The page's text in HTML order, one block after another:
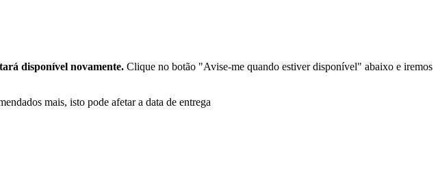
disponível novamente. Clique no botão "Avise-me quando estiver disponível" abaixo e iremos
mais, isto pode afetar a data de entrega